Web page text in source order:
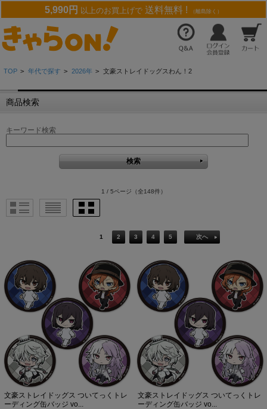
5,990円 以上のお買上げで 送料無料 ! （離島除く）
TOP > 年代で探す > 2026年 > 文豪ストレイドッグスわん！2
商品検索
キーワード検索
1 / 5ページ （全148件）
1 2 3 4 5 次へ
文豪ストレイドッグス ついてっくトレ
ーディング缶バッジ vo...
文豪ストレイドッグス ついてっくトレ
ーディング缶バッジ vo...